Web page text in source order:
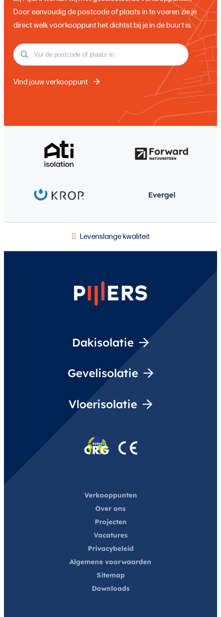
Door eenvoudig de postcode of plaats in te voeren zie je
direct welk voorkooppunt het dichtst bij je in de buurt is.
Vind jouw verkooppunt
Levenslange kwaliteit
Dakisolatie
Gevelisolatie
Vloerisolatie
Verkooppunten
Over ons
Projecten
Vacatures
Privacybeleid
Algemene voorwaarden
Sitemap
Downloads